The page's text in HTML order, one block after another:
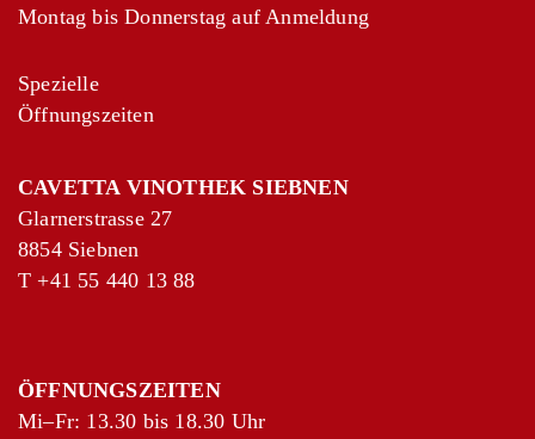
Montag bis Donnerstag auf Anmeldung
Spezielle
Öffnungszeiten
CAVETTA VINOTHEK SIEBNEN
Glarnerstrasse 27
8854 Siebnen
T +41 55 440 13 88
ÖFFNUNGSZEITEN
Mi–Fr: 13.30 bis 18.30 Uhr